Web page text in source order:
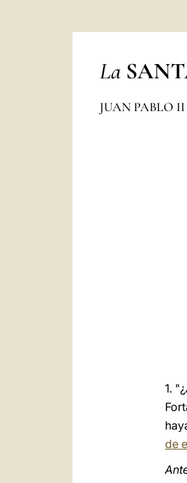
La
JUAN PABLO II
1. "¿
de